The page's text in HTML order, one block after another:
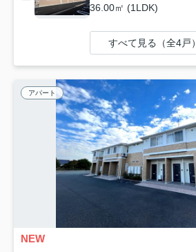
36.00㎡ (1LDK)
すべて見る（全4戸）
アパート
NEW